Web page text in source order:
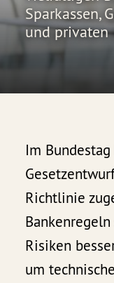
Sparkassen,
und privaten
Im
Richtlinie
Risiken
um